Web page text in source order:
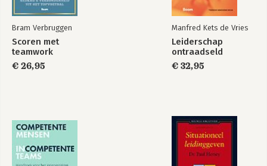
Bram Verbruggen
Scoren met
teamwork
€ 26,95
Manfred Kets de Vries
Leiderschap
ontraadseld
€ 32,95